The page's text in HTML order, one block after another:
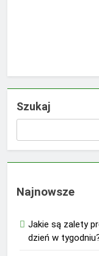
Szukaj
Najnowsze
Jakie są zalety
dzień w